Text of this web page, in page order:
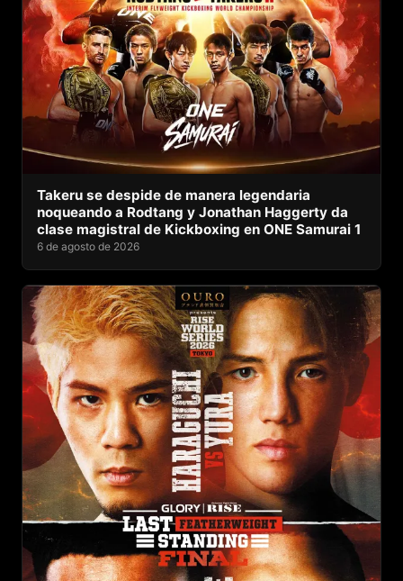
Takeru se despide de manera legendaria
noqueando a Rodtang y Jonathan Haggerty da
clase magistral de Kickboxing en ONE Samurai 1
6 de agosto de 2026